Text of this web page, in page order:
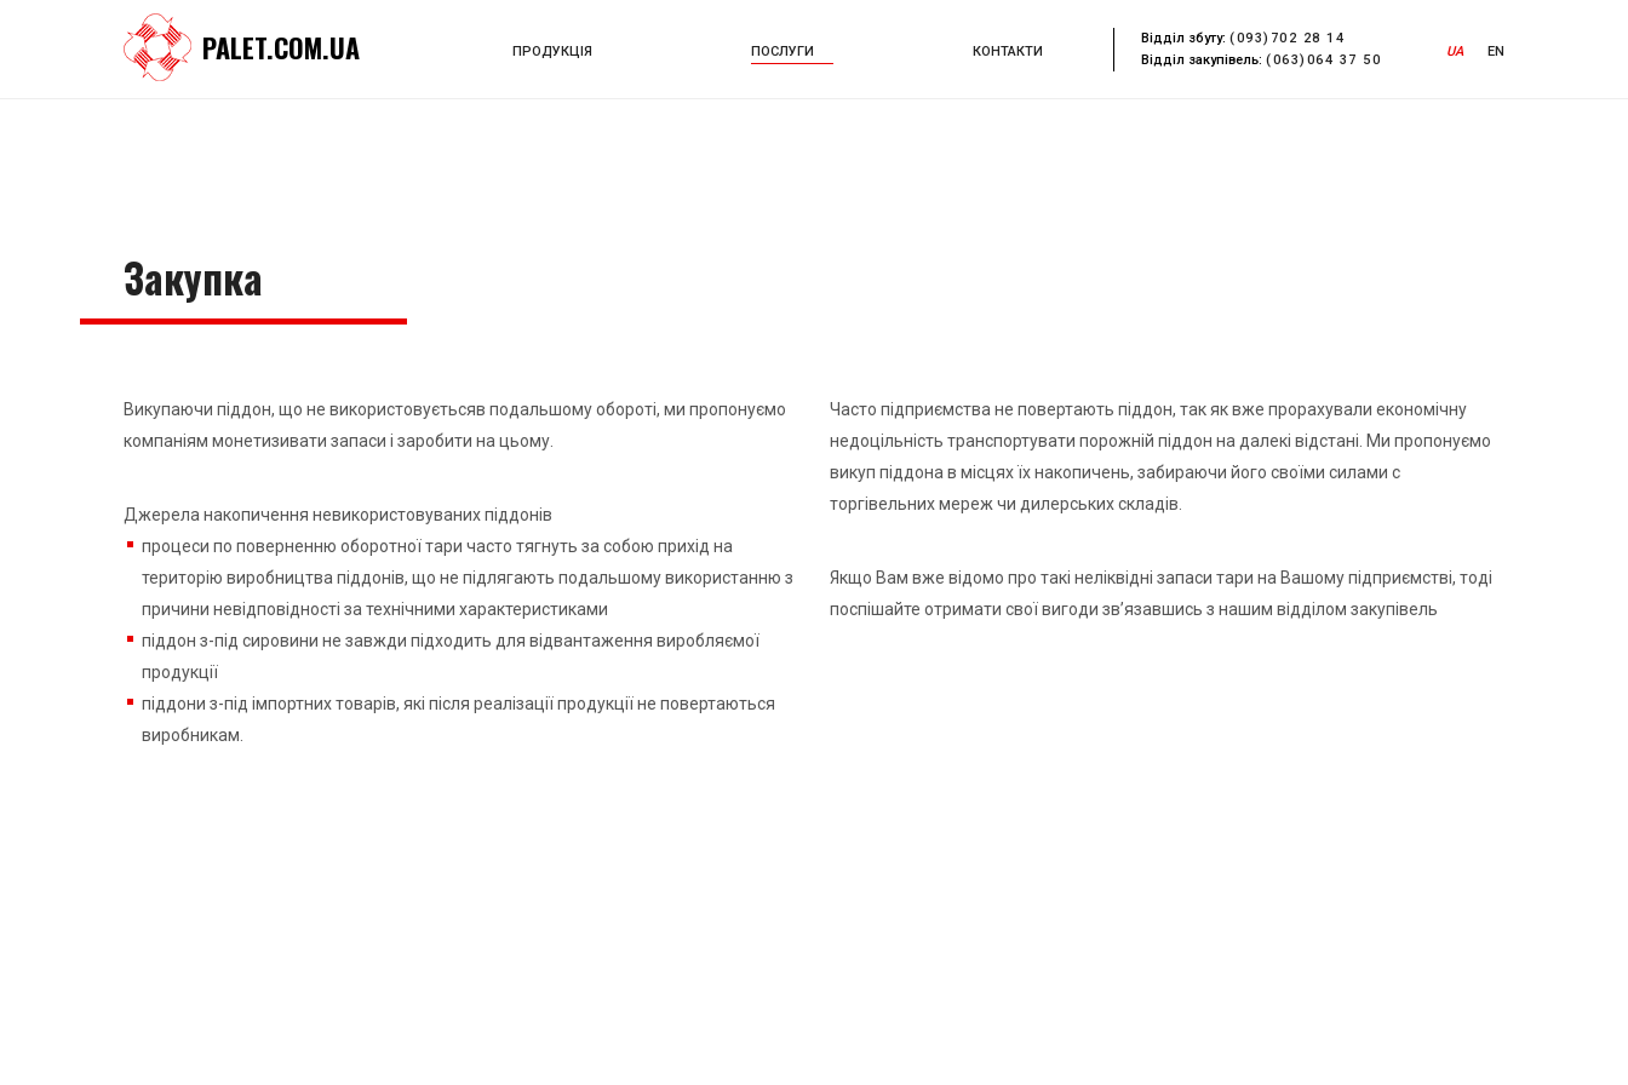
PALET.COM.UA ПРОДУКЦІЯ ПОСЛУГИ КОНТАКТИ
Відділ збуту: (093)702 28 14
Відділ закупівель: (063)064 37 50
UA EN
Закупка
Викупаючи піддон, що не використовуєтьсяв подальшому обороті, ми пропонуємо
компаніям монетизивати запаси і заробити на цьому.
Джерела накопичення невикористовуваних піддонів
процеси по поверненню оборотної тари часто тягнуть за собою прихід на
територію виробництва піддонів, що не підлягають подальшому використанню з
причини невідповідності за технічними характеристиками
піддон з-під сировини не завжди підходить для відвантаження виробляємої
продукції
піддони з-під імпортних товарів, які після реалізації продукції не повертаються
виробникам.
Часто підприємства не повертають піддон, так як вже прорахували економічну
недоцільність транспортувати порожній піддон на далекі відстані. Ми пропонуємо
викуп піддона в місцях їх накопичень, забираючи його своїми силами с
торгівельних мереж чи дилерських складів.
Якщо Вам вже відомо про такі неліквідні запаси тари на Вашому підприємстві, тоді
поспішайте отримати свої вигоди зв’язавшись з нашим відділом закупівель